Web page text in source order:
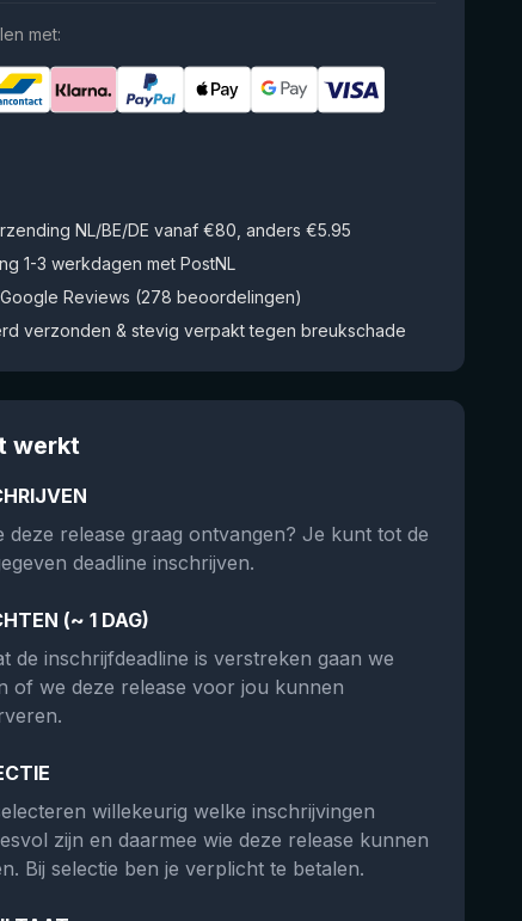
met:
NL/BE/DE vanaf €80, anders €5.95
1-3 werkdagen met PostNL
Reviews (278 beoordelingen)
verzonden & stevig verpakt tegen breukschade
werkt
deze release graag ontvangen? Je kunt tot de
deadline inschrijven.
(~ 1 DAG)
de inschrijfdeadline is verstreken gaan we
of we deze release voor jou kunnen
willekeurig welke inschrijvingen
zijn en daarmee wie deze release kunnen
Bij selectie ben je verplicht te betalen.